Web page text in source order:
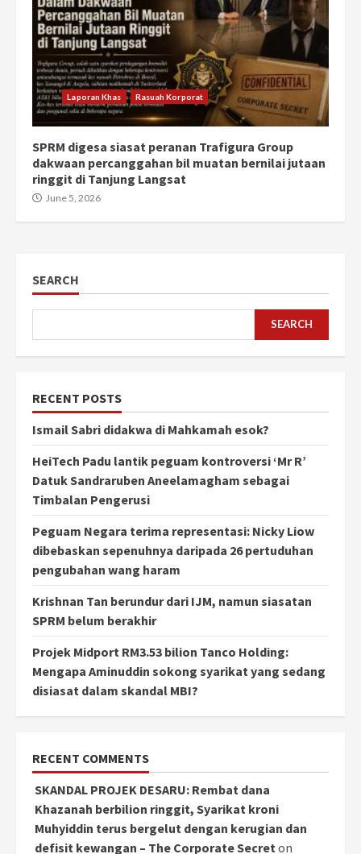
Laporan Khas Rasuah Korporat
SPRM digesa siasat peranan Trafigura Group
dakwaan percanggahan bil muatan bernilai jutaan
ringgit di Tanjung Langsat
June 5, 2026
SEARCH
SEARCH
RECENT POSTS
Ismail Sabri didakwa di Mahkamah esok?
HeiTech Padu lantik peguam kontroversi ‘Mr R’
Datuk Sandraruben Aneelamagham sebagai
Timbalan Pengerusi
Peguam Negara terima representasi: Nicky Liow
dibebaskan sepenuhnya daripada 26 pertuduhan
pengubahan wang haram
Krishnan Tan berundur dari IJM, namun siasatan
SPRM belum berakhir
Projek Midport RM3.53 bilion Tanco Holding:
Mengapa Aminuddin sokong syarikat yang sedang
disiasat dalam skandal MBI?
RECENT COMMENTS
SKANDAL PROJEK DESARU: Rembat dana
Khazanah berbilion ringgit, Syarikat kroni
Muhyiddin terus bergelut dengan kerugian dan
defisit kewangan – The Corporate Secret on